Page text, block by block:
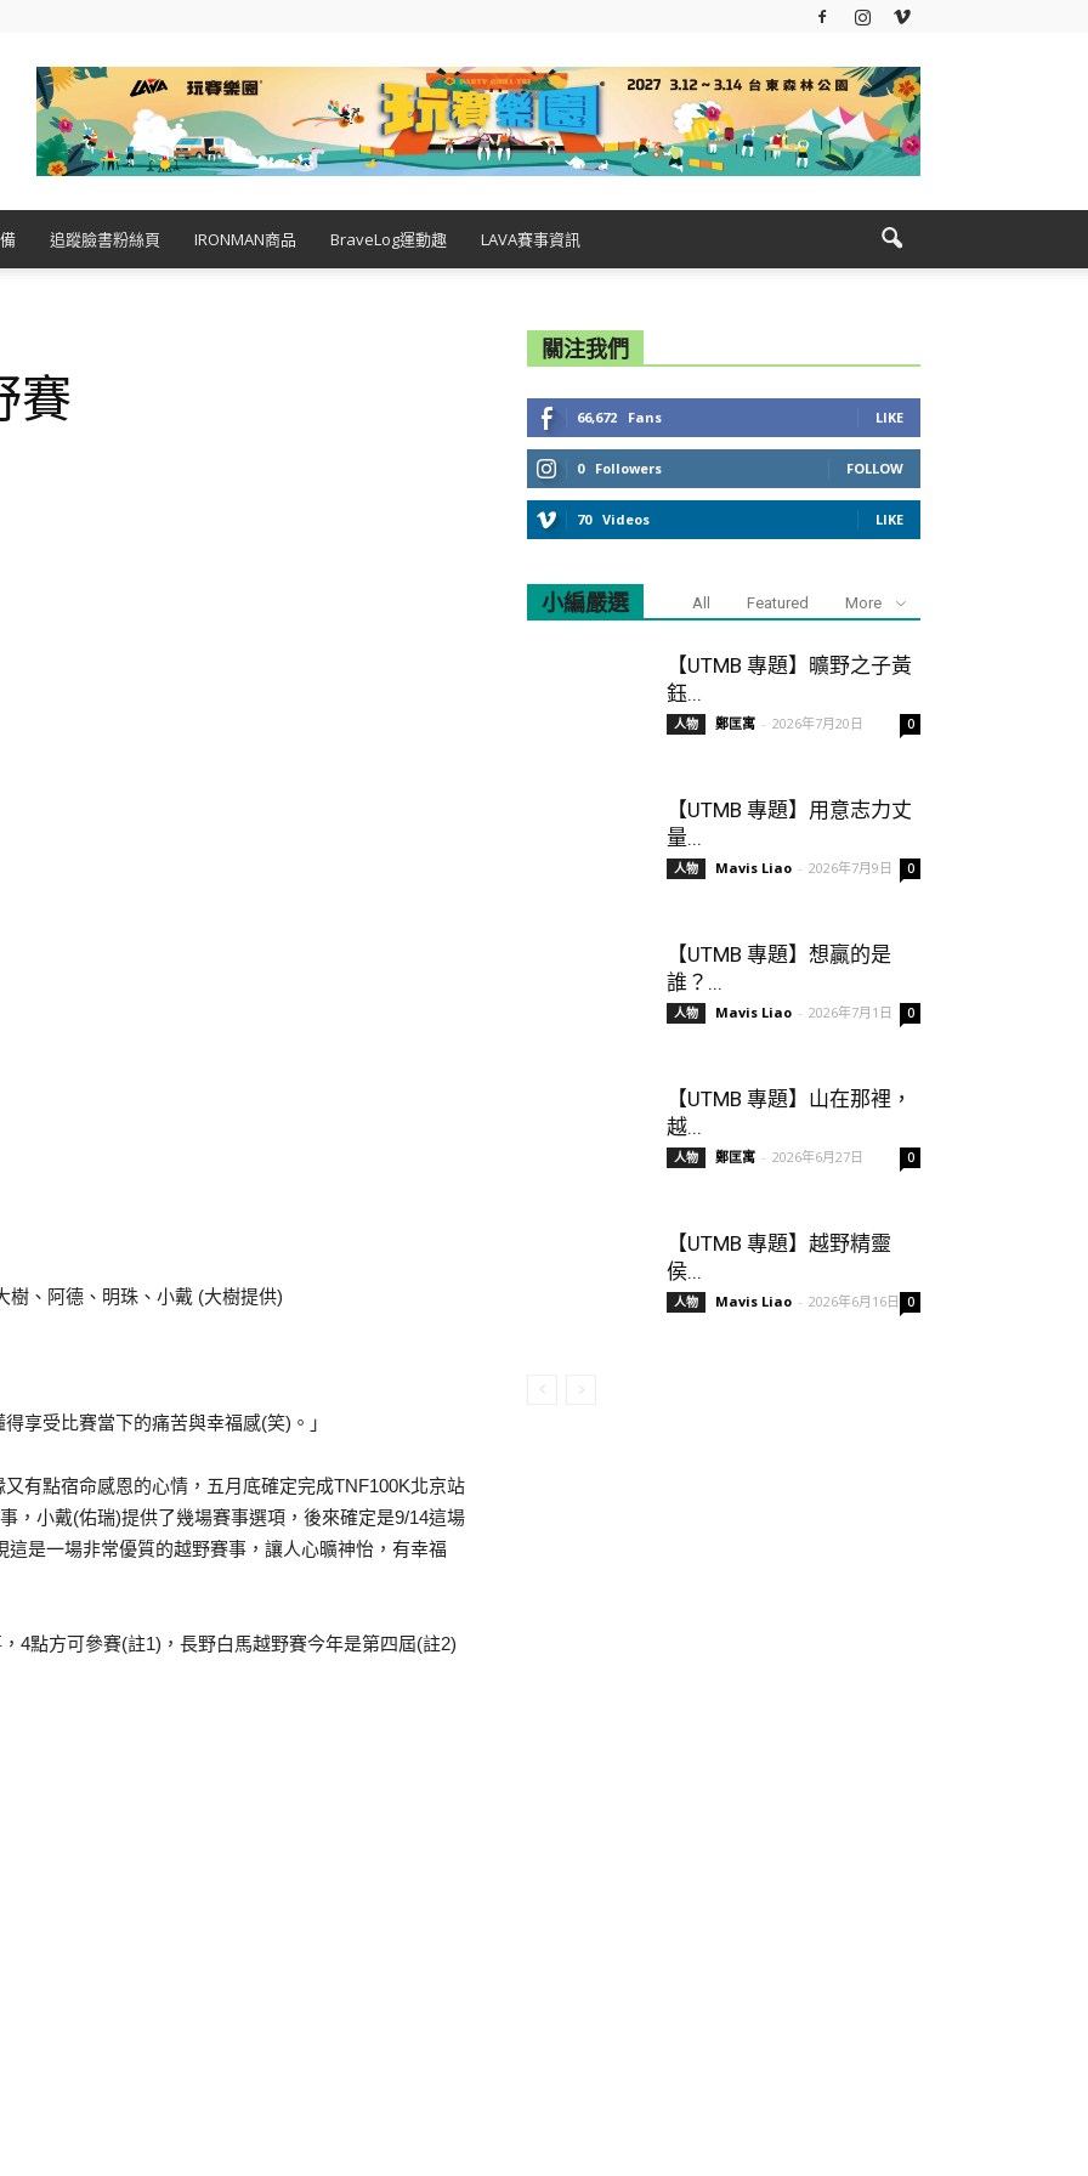
追蹤臉書粉絲頁 IRONMAN商品 BraveLog運動趣 LAVA賽事資訊
賽
樹、阿德、明珠、小戴 (大樹提供)
享受比賽當下的痛苦與幸福感(笑)。」
有點宿命感恩的心情，五月底確定完成TNF100K北京站
，小戴(佑瑞)提供了幾場賽事選項，後來確定是9/14這場
是一場非常優質的越野賽事，讓人心曠神怡，有幸福
4點方可參賽(註1)，長野白馬越野賽今年是第四屆(註2)
關注我們
66,672 Fans LIKE
0 Followers FOLLOW
70 Videos LIKE
小編嚴選 All Featured More
【UTMB 專題】曠野之子黃
鈺...
人物 鄭匡寓 - 2026年7月20日 0
【UTMB 專題】用意志力丈
量...
人物 Mavis Liao - 2026年7月9日 0
【UTMB 專題】想贏的是
誰？...
人物 Mavis Liao - 2026年7月1日 0
【UTMB 專題】山在那裡，
越...
人物 鄭匡寓 - 2026年6月27日 0
【UTMB 專題】越野精靈
侯...
人物 Mavis Liao - 2026年6月16日 0